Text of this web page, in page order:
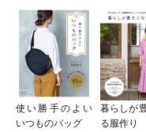
使い勝手のよい
いつものバッグ
暮らしが
る服作り